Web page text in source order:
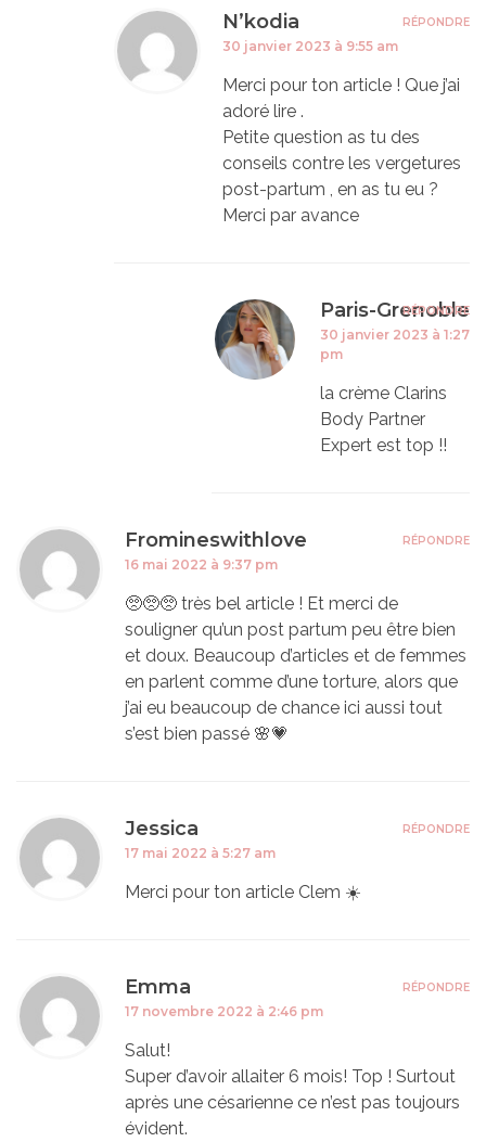
N’kodia
30 janvier 2023 à 9:55 am
Merci pour ton article ! Que j’ai
adoré lire .
Petite question as tu des
conseils contre les vergetures
post-partum , en as tu eu ?
Merci par avance
RÉPONDRE
Paris-Grenoble
30 janvier 2023 à 1:27
pm
la crème Clarins
Body Partner
Expert est top !!
RÉPONDRE
Fromineswithlove
16 mai 2022 à 9:37 pm
🥺🥺🥺 très bel article ! Et merci de
souligner qu’un post partum peu être bien
et doux. Beaucoup d’articles et de femmes
en parlent comme d’une torture, alors que
j’ai eu beaucoup de chance ici aussi tout
s’est bien passé 🌸💗
RÉPONDRE
Jessica
17 mai 2022 à 5:27 am
Merci pour ton article Clem ☀️
RÉPONDRE
Emma
17 novembre 2022 à 2:46 pm
Salut!
Super d’avoir allaiter 6 mois! Top ! Surtout
après une césarienne ce n’est pas toujours
évident.
RÉPONDRE